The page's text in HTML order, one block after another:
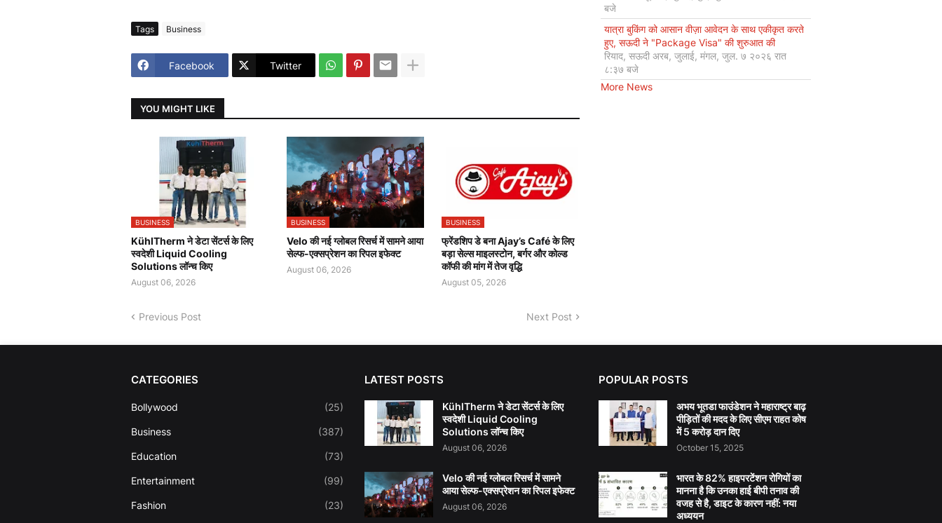
Tags Business
Facebook Twitter
YOU MIGHT LIKE
BUSINESS
KühlTherm ने डेटा सेंटर्स के लिए
स्वदेशी Liquid Cooling
Solutions लॉन्च किए
August 06, 2026
BUSINESS
Velo की नई ग्लोबल रिसर्च में सामने आया
सेल्फ-एक्सप्रेशन का रिपल इफेक्ट
August 06, 2026
BUSINESS
फ्रेंडशिप डे बना Ajay’s Café के लिए
बड़ा सेल्स माइलस्टोन, बर्गर और कोल्ड
कॉफी की मांग में तेज वृद्धि
August 05, 2026
Previous Post Next Post
बजे
यात्रा बुकिंग को आसान वीज़ा आवेदन के साथ एकीकृत करते
हुए, सऊदी ने "Package Visa" की शुरुआत की
रियाद, सऊदी अरब, जुलाई, मंगल, जुल. ७ २०२६ रात
८:३७ बजे
More News
CATEGORIES
Bollywood (25)
Business (387)
Education (73)
Entertainment (99)
Fashion (23)
LATEST POSTS
KühlTherm ने डेटा सेंटर्स के लिए
स्वदेशी Liquid Cooling
Solutions लॉन्च किए
August 06, 2026
Velo की नई ग्लोबल रिसर्च में सामने
आया सेल्फ-एक्सप्रेशन का रिपल इफेक्ट
August 06, 2026
POPULAR POSTS
अभय भूतडा फाउंडेशन ने महाराष्ट्र बाढ़
पीड़ितों की मदद के लिए सीएम राहत कोष
में 5 करोड़ दान दिए
October 15, 2025
भारत के 82% हाइपरटेंशन रोगियों का
मानना है कि उनका हाई बीपी तनाव की
वजह से है, डाइट के कारण नहीं: नया
अध्ययन